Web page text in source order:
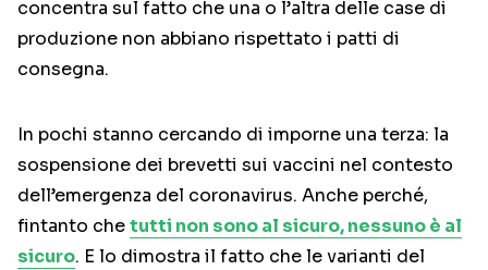
concentra sul fatto che una o l’altra delle case di
produzione non abbiano rispettato i patti di
consegna.
In pochi stanno cercando di imporne una terza: la
sospensione dei brevetti sui vaccini nel contesto
dell’emergenza del coronavirus. Anche perché,
fintanto chetutti non sono al sicuro, nessuno è al
sicuro. E lo dimostra il fatto che le varianti del